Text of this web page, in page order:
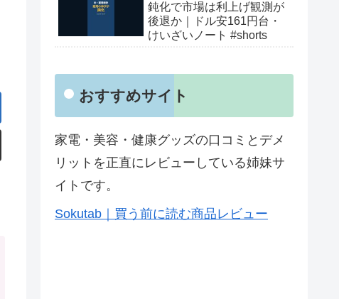
鈍化で市場は利上げ観測が
後退か｜ドル安161円台・
けいざいノート #shorts
おすすめサイト
家電・美容・健康グッズの口コミとデメ
リットを正直にレビューしている姉妹サ
イトです。
Sokutab｜買う前に読む商品レビュー